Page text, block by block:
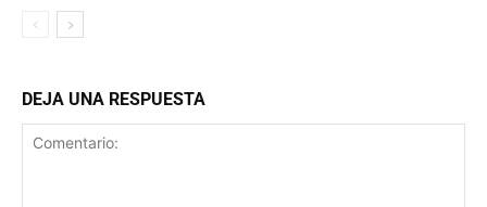
DEJA UNA RESPUESTA